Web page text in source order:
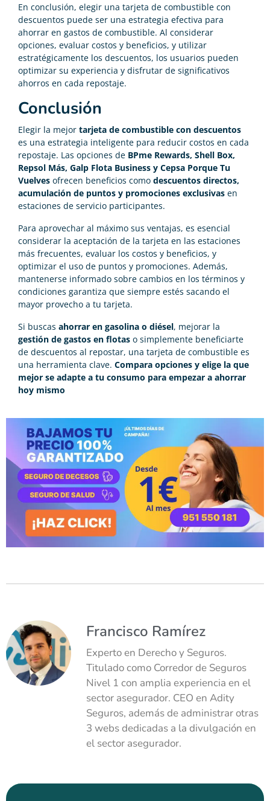
En conclusión, elegir una tarjeta de combustible con
descuentos puede ser una estrategia efectiva para
ahorrar en gastos de combustible. Al considerar
opciones, evaluar costos y beneficios, y utilizar
estratégicamente los descuentos, los usuarios pueden
optimizar su experiencia y disfrutar de significativos
ahorros en cada repostaje.
Conclusión
Elegir la mejor tarjeta de combustible con descuentos
es una estrategia inteligente para reducir costos en cada
repostaje. Las opciones de BPme Rewards, Shell Box,
Repsol Más, Galp Flota Business y Cepsa Porque Tu
Vuelves ofrecen beneficios como descuentos directos,
acumulación de puntos y promociones exclusivas en
estaciones de servicio participantes.
Para aprovechar al máximo sus ventajas, es esencial
considerar la aceptación de la tarjeta en las estaciones
más frecuentes, evaluar los costos y beneficios, y
optimizar el uso de puntos y promociones. Además,
mantenerse informado sobre cambios en los términos y
condiciones garantiza que siempre estés sacando el
mayor provecho a tu tarjeta.
Si buscas ahorrar en gasolina o diésel, mejorar la
gestión de gastos en flotas o simplemente beneficiarte
de descuentos al repostar, una tarjeta de combustible es
una herramienta clave. Compara opciones y elige la que
mejor se adapte a tu consumo para empezar a ahorrar
hoy mismo
Francisco Ramírez
Experto en Derecho y Seguros.
Titulado como Corredor de Seguros
Nivel 1 con amplia experiencia en el
sector asegurador. CEO en Adity
Seguros, además de administrar otras
3 webs dedicadas a la divulgación en
el sector asegurador.